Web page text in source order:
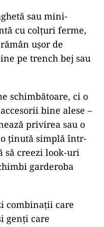
sau mini-
cu colțuri ferme,
ușor de
pe trench bej sau
schimbătoare, ci o
bine alese –
privirea sau o
ținută simplă într-
să creezi look-uri
garderoba
combinații care
genți care